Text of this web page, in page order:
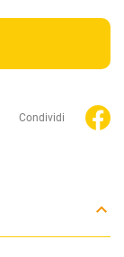
Condividi